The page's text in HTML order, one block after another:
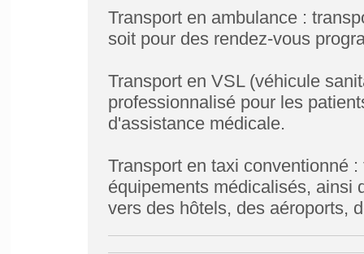
Transport en ambulance :
soit pour des rendez-vous
Transport en VSL (véhicule
professionnalisé pour les
d'assistance médicale.
Transport en taxi conventionné
équipements médicalisés, ainsi
vers des hôtels, des aéroports,